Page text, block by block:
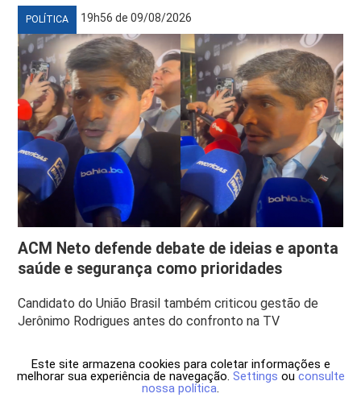
POLÍTICA 19h56 de 09/08/2026
ACM Neto defende debate de ideias e aponta
saúde e segurança como prioridades
Candidato do União Brasil também criticou gestão de
Jerônimo Rodrigues antes do confronto na TV
Este site armazena cookies para coletar informações e
melhorar sua experiência de navegação. Settings ou consulte
nossa política.